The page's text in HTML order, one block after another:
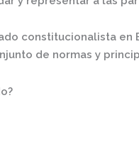
constitucionalista en
de normas y